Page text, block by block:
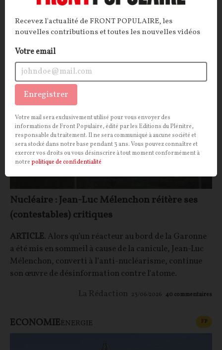
négociations se tendent sur les modalités de vente de
l'électricité qui sera bientôt produite.
La Rédaction
03/07/2026
POLITIQUEÉCOLOGIE FP
Nucléaire : Jean-Luc Mélenchon réitère ses
(contestables) critiques
ARTICLE. Alors qu’un réacteur au bord de la Garonne
a été mis en sommeil à cause de la canicule, Jean-Luc
Mélenchon, converti à l’anti-nucléarisme, continue
son œuvre de désinformation contre l'atome.
La Rédaction 23/06/2026 40 commentaires
ECONOMIEÉNERGIE FP
Recevez l'actualité de FRONT POPULAIRE, les
nouvelles contributions et toutes les nouvelles vidéos
Votre email
Enregistrer
Votre mail sera exclusivement utilisé pour vous envoyer des
informations de Front Populaire, édité par les Editions du Plénitre,
responsable du traitement. Il ne sera communiqué à aucune société et
sera stocké dans notre base pendant 3 ans. Vous pouvez connaître et
exercer vos droits ou vous désinscrire à tout moment conformément à
notre politique de confidentialité